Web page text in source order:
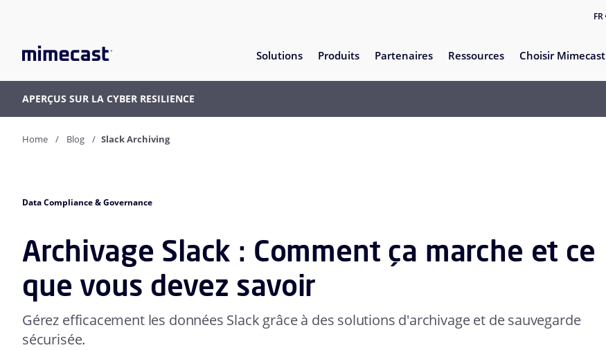
FR
Solutions Produits Partenaires Ressources Choisir Mimecast
APERÇUS SUR LA CYBER RESILIENCE
Home Blog Slack Archiving
Data Compliance & Governance
Archivage Slack : Comment ça marche et ce
que vous devez savoir
Gérez efficacement les données Slack grâce à des solutions d'archivage et de sauvegarde
sécurisée.